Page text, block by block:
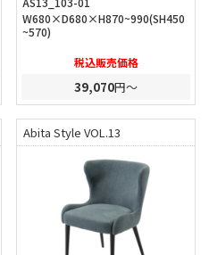
W680×D680×H870~990(SH450
~570)
税込販売価格
39,070円～
Abita Style VOL.13